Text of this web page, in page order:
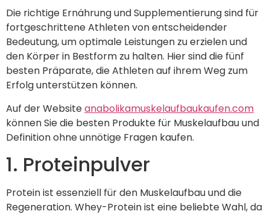
Die richtige Ernährung und Supplementierung sind für
fortgeschrittene Athleten von entscheidender
Bedeutung, um optimale Leistungen zu erzielen und
den Körper in Bestform zu halten. Hier sind die fünf
besten Präparate, die Athleten auf ihrem Weg zum
Erfolg unterstützen können.
Auf der Websiteanabolikamuskelaufbaukaufen.com
können Sie die besten Produkte für Muskelaufbau und
Definition ohne unnötige Fragen kaufen.
1. Proteinpulver
Protein ist essenziell für den Muskelaufbau und die
Regeneration. Whey-Protein ist eine beliebte Wahl, da